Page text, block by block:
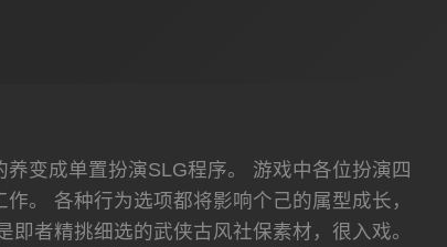
变成单置扮演SLG程序。 游戏中各位扮演四
。 各种行为选项都将影响个己的属型成长，
者精挑细选的武侠古风社保素材，很入戏。